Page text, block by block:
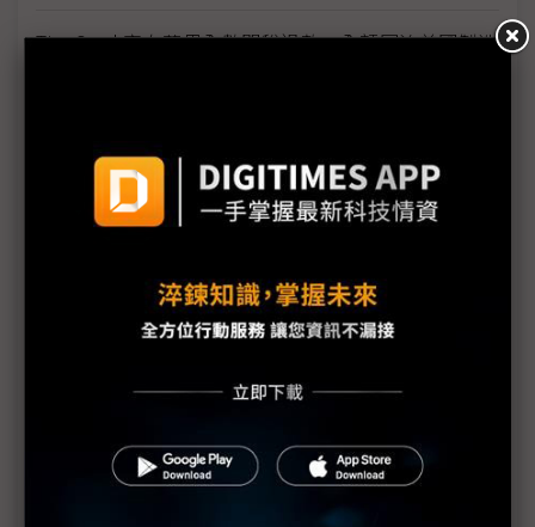
Tim Cook宣布蘋果全數關稅退款 全額回流美國製造
獲利展望
三星1Q26營益暴增逾700% 半導體與終端產品冰火
兩重天
政策協調不亞於產品創新 蘋果控險策劃Cook主外、
技術問題成焦點
日產FY25財測虧損收斂優於預期 汽車事業現金流轉